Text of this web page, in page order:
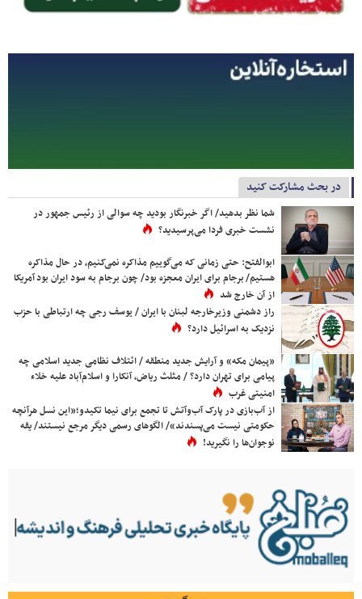
در بحث مشارکت کنید
شما نظر بدهید/ اگر خبرنگار بودید چه سوالی از رئیس جمهور در
نشست خبری فردا می‌پرسیدید؟
ابوالفتح: حتی زمانی که می‌گوییم مذاکره نمی‌کنیم، در حال مذاکره
هستیم/ برجام برای ایران معجزه بود/ چون برجام به سود ایران بود آمریکا
از آن خارج شد
راز دشمنی وزیرخارجه لبنان با ایران / یوسف رجی چه ارتباطی با حزب
نزدیک به اسرائیل دارد؟
«پیمان مکه» و آرایش جدید منطقه / ائتلاف نظامی جدید اسلامی چه
پیامی برای تهران دارد؟ / مثلث ریاض، آنکارا و اسلام‌آباد علیه خلاء
امنیتی غرب
از آب‌بازی در پارک آب‌وآتش تا تجمع برای نیما تکیدو؛«این نسل هرآنچه
حکومتی نیست می‌پسندند»/ الگوهای رسمی دیگر مرجع نیستند/ یقه
نوجوان‌ها را نگیرید!